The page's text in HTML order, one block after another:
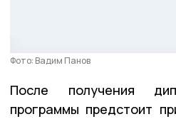
Фото: Вадим Панов
После получения
программы предстоит